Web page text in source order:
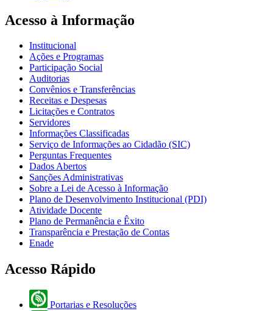
Acesso à Informação
Institucional
Ações e Programas
Participação Social
Auditorias
Convênios e Transferências
Receitas e Despesas
Licitações e Contratos
Servidores
Informações Classificadas
Serviço de Informações ao Cidadão (SIC)
Perguntas Frequentes
Dados Abertos
Sanções Administrativas
Sobre a Lei de Acesso à Informação
Plano de Desenvolvimento Institucional (PDI)
Atividade Docente
Plano de Permanência e Êxito
Transparência e Prestação de Contas
Enade
Acesso Rápido
Portarias e Resoluções